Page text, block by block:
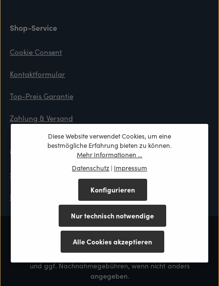
Shop-Service
Cookie Consent
Kontaktformular
Top-Preis Garantie
Zahlung & Versand
Materialien
Stoffmuster
Berliner Messinglampen Lexikon
Alle Preise inkl. gesetzl. Mehrwertsteuer zzgl.Versandkosten
und ggf. Nachnahmegebühren, wenn nicht anders
angegeben.
Diese Website verwendet Cookies, um eine
bestmögliche Erfahrung bieten zu können.
Mehr Informationen ...
Datenschutz | Impressum
Nur technisch notwendige
Konfigurieren
Alle Cookies akzeptieren